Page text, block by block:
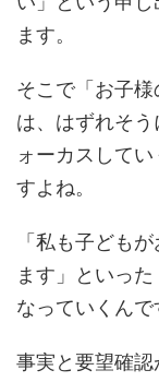
ます。
そこで「お子
は、はずれそ
ォーカスして
すよね。
「私も子ども
ます」といっ
なっていくんで
事実と要望確